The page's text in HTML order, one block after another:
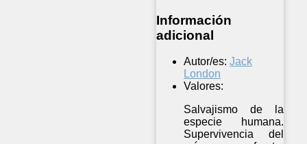
Información
adicional
Autor/es: Jack
London
Valores:
Salvajismo de la
especie humana.
Supervivencia del